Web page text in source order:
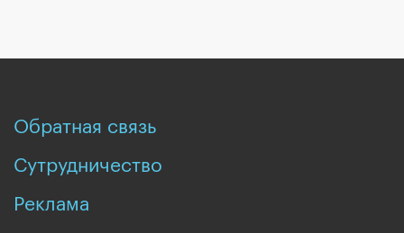
Обратная связь
Сутрудничество
Реклама